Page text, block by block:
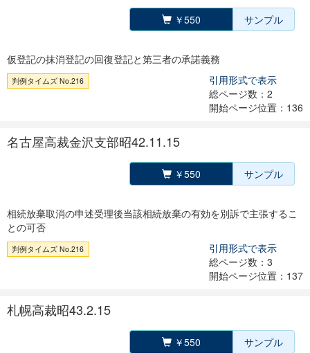
￥550 サンプル
仮登記の抹消登記の回復登記と第三者の承諾義務
判例タイムズ No.216
引用形式で表示
総ページ数：2
開始ページ位置：136
名古屋高裁金沢支部昭42.11.15
￥550 サンプル
相続放棄取消の申述受理後当該相続放棄の有効を別訴で主張するこ
との可否
判例タイムズ No.216
引用形式で表示
総ページ数：3
開始ページ位置：137
札幌高裁昭43.2.15
￥550 サンプル